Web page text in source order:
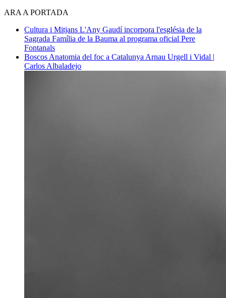
ARA A PORTADA
Cultura i Mitjans L'Any Gaudí incorpora l'església de la
Sagrada Família de la Bauma al programa oficial Pere
Fontanals
Boscos Anatomia del foc a Catalunya Arnau Urgell i Vidal |
Carlos Albaladejo